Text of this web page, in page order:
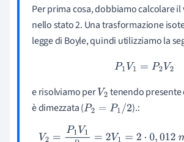
Per prima cosa, dobbiamo calcolare
nello stato 2. Una trasformazione
legge di Boyle, quindi utilizziamo la
P1V 1=P2V2
e risolviamo perV2 tenendo presente
è dimezzata (P2= P1 /2
).:
V2=P1 V1P 12=2 V1 =2 ⋅ 0,012 m 3